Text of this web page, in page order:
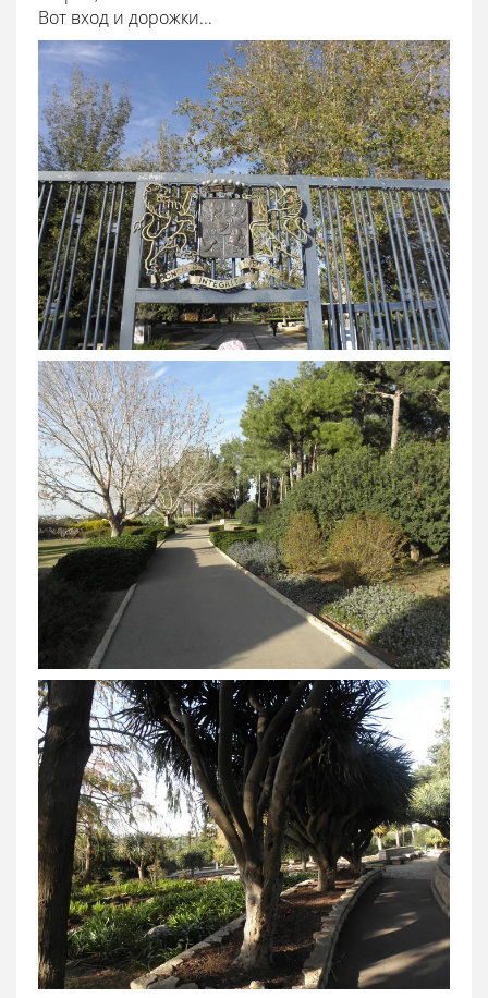
Вот вход и дорожки...